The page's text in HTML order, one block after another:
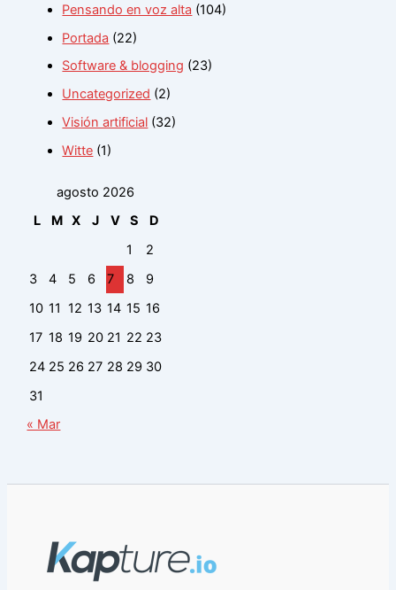
Pensando en voz alta (104)
Portada (22)
Software & blogging (23)
Uncategorized (2)
Visión artificial (32)
Witte (1)
agosto 2026
L
M X J V S
D
1
2
3
4 5 6 7 8
9
10 11 12 13 14 15 16
17 18 19 20 21 22 23
24 25 26 27 28 29 30
31
« Mar